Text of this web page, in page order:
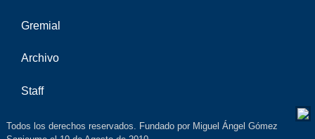
Gremial
Archivo
Staff
Todos los derechos reservados. Fundado por Miguel Ángel Gómez